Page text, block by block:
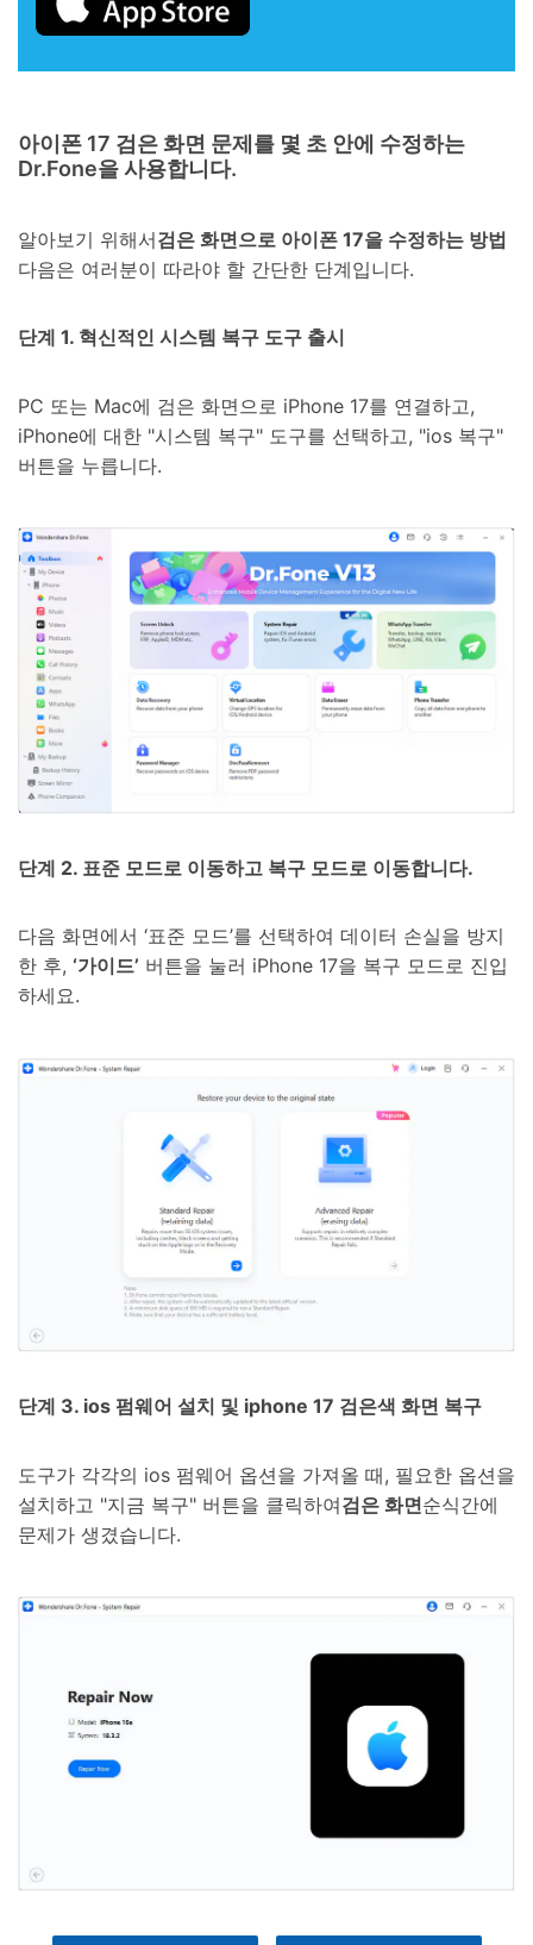
아이폰 17 검은 화면 문제를 몇 초 안에 수정하는
Dr.Fone을 사용합니다.
알아보기 위해서검은 화면으로 아이폰 17을 수정하는 방법
다음은 여러분이 따라야 할 간단한 단계입니다.
단계 1. 혁신적인 시스템 복구 도구 출시
PC 또는 Mac에 검은 화면으로 iPhone 17를 연결하고,
iPhone에 대한 "시스템 복구" 도구를 선택하고, "ios 복구"
버튼을 누릅니다.
단계 2. 표준 모드로 이동하고 복구 모드로 이동합니다.
다음 화면에서 ‘표준 모드’를 선택하여 데이터 손실을 방지
한 후, ‘가이드’ 버튼을 눌러 iPhone 17을 복구 모드로 진입
하세요.
단계 3. ios 펌웨어 설치 및 iphone 17 검은색 화면 복구
도구가 각각의 ios 펌웨어 옵션을 가져올 때, 필요한 옵션을
설치하고 "지금 복구" 버튼을 클릭하여검은 화면순식간에
문제가 생겼습니다.